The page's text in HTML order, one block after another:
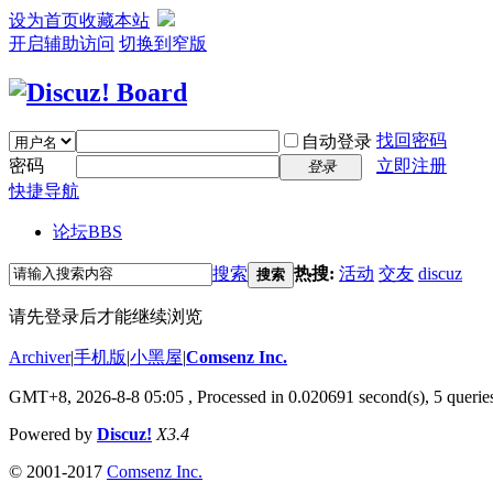
设为首页收藏本站
开启辅助访问 切换到窄版
自动登录 找回密码
密码
登录
立即注册
快捷导航
论坛BBS
搜索 搜索 热搜: 活动 交友 discuz
请先登录后才能继续浏览
Archiver|手机版|小黑屋|Comsenz Inc.
GMT+8, 2026-8-8 05:05 , Processed in 0.020691 second(s), 5
Powered by Discuz! X3.4
© 2001-2017 Comsenz Inc.